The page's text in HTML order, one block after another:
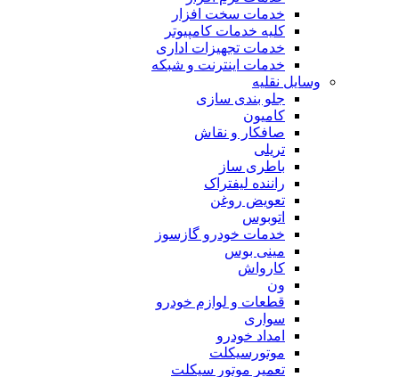
خدمات سخت افزار
کلیه خدمات کامپیوتر
خدمات تجهیزات اداری
خدمات اینترنت و شبکه
وسایل نقلیه
جلو بندی سازی
کامیون
صافکار و نقاش
تریلی
باطری ساز
راننده لیفتراک
تعویض روغن
اتوبوس
خدمات خودرو گازسوز
مینی بوس
کارواش
ون
قطعات و لوازم خودرو
سواری
امداد خودرو
موتورسیکلت
تعمیر موتور سیکلت